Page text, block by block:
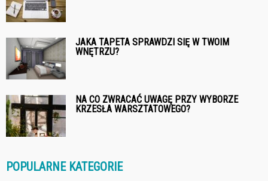
JAKA TAPETA SPRAWDZI SIĘ W TWOIM
WNĘTRZU?
NA CO ZWRACAĆ UWAGĘ PRZY WYBORZE
KRZESŁA WARSZTATOWEGO?
POPULARNE KATEGORIE